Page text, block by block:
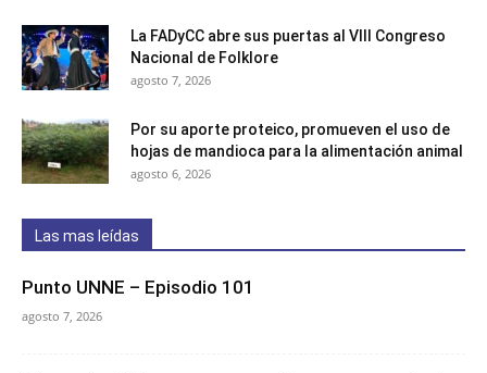
La FADyCC abre sus puertas al VIII Congreso
Nacional de Folklore
agosto 7, 2026
Por su aporte proteico, promueven el uso de
hojas de mandioca para la alimentación animal
agosto 6, 2026
Las mas leídas
Punto UNNE – Episodio 101
agosto 7, 2026